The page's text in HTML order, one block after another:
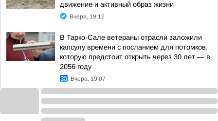
движение и активный образ жизни
Вчера, 19:12
В Тарко-Сале ветераны отрасли заложили
капсулу времени с посланием для потомков,
которую предстоит открыть через 30 лет — в
2056 году
Вчера, 19:07